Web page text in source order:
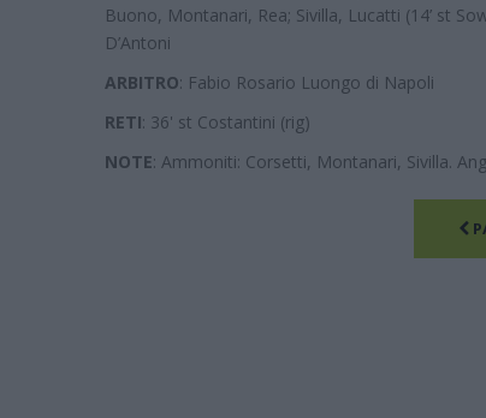
Buono, Montanari, Rea; Sivilla, Lucatti (14’ st
D’Antoni
ARBITRO: Fabio Rosario Luongo di Napoli
RETI: 36' st Costantini (rig)
NOTE: Ammoniti: Corsetti, Montanari, Sivilla.